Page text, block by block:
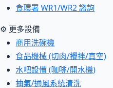
食環署 WR1/WR2 諮詢
⚙ 更多設備
商用洗碗機
食品機械 (切肉/攪拌/真空)
水吧設備 (咖啡/開水機)
抽氣/通風系統清洗